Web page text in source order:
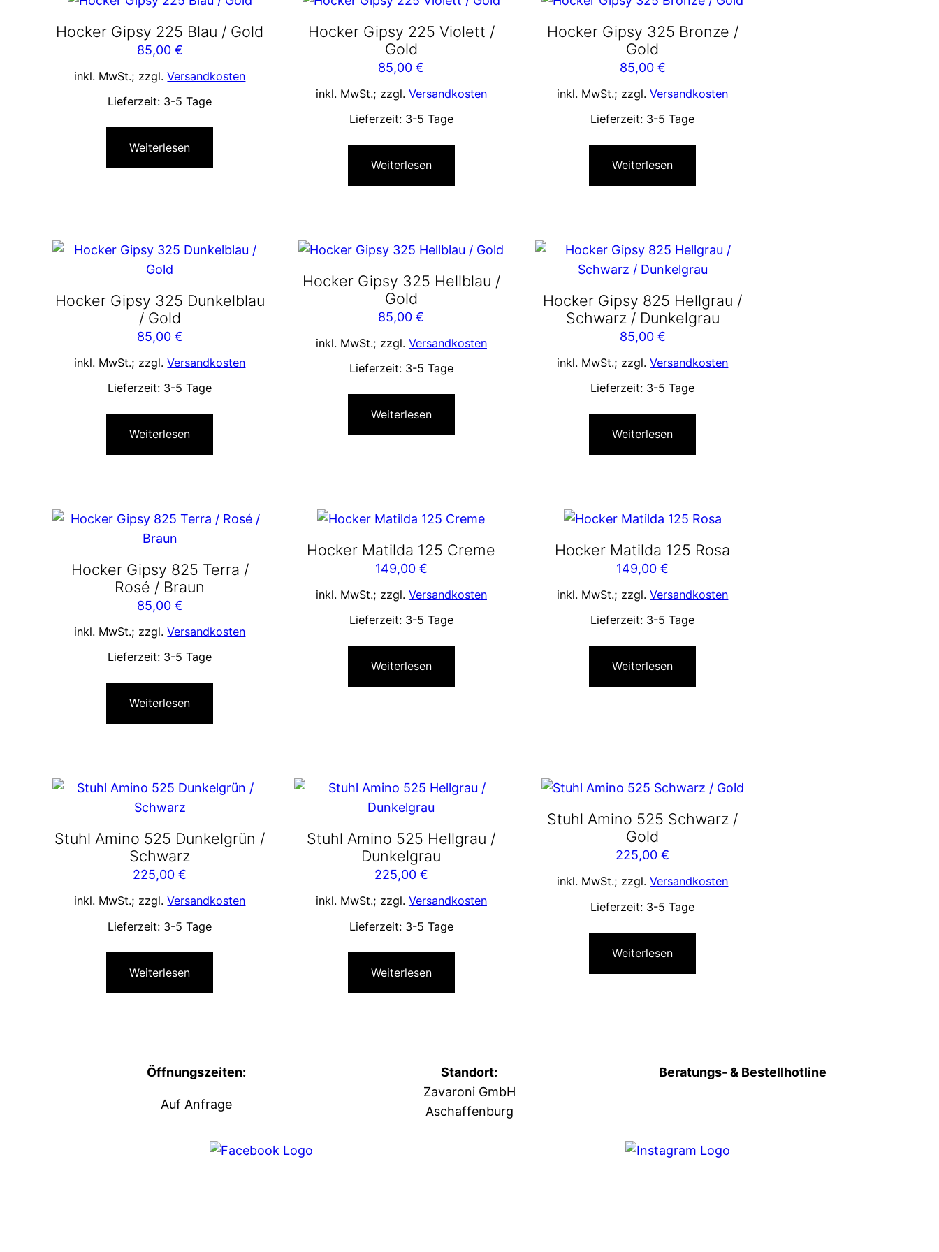
Hocker Gipsy 225 Blau / Gold
85,00 €
inkl. MwSt.; zzgl.Versandkosten
Lieferzeit: 3-5 Tage
Weiterlesen
Hocker Gipsy 225 Violett /
Gold
85,00€
inkl. MwSt.; zzgl. Versandkosten
Lieferzeit: 3-5 Tage
Weiterlesen
Hocker Gipsy 325 Bronze /
Gold
85,00 €
inkl. MwSt.; zzgl.Versandkosten
Lieferzeit: 3-5 Tage
Weiterlesen
Hocker Gipsy 325 Dunkelblau
/ Gold
85,00 €
inkl. MwSt.; zzgl.Versandkosten
Lieferzeit: 3-5 Tage
Weiterlesen
Hocker Gipsy 325 Hellblau /
Gold
85,00€
inkl. MwSt.; zzgl. Versandkosten
Lieferzeit: 3-5 Tage
Weiterlesen
Hocker Gipsy 825 Hellgrau /
Schwarz / Dunkelgrau
85,00 €
inkl. MwSt.; zzgl.Versandkosten
Lieferzeit: 3-5 Tage
Weiterlesen
Hocker Gipsy 825 Terra /
Rosé / Braun
85,00 €
inkl. MwSt.; zzgl.Versandkosten
Lieferzeit: 3-5 Tage
Weiterlesen
Hocker Matilda 125 Creme
149,00 €
inkl. MwSt.; zzgl. Versandkosten
Lieferzeit: 3-5 Tage
Weiterlesen
Hocker Matilda 125 Rosa
149,00€
inkl. MwSt.; zzgl.Versandkosten
Lieferzeit: 3-5 Tage
Weiterlesen
Stuhl Amino 525 Dunkelgrün /
Schwarz
225,00€
inkl. MwSt.; zzgl.Versandkosten
Lieferzeit: 3-5 Tage
Weiterlesen
Stuhl Amino 525 Hellgrau /
Dunkelgrau
225,00 €
inkl. MwSt.; zzgl. Versandkosten
Lieferzeit: 3-5 Tage
Weiterlesen
Stuhl Amino 525 Schwarz /
Gold
225,00€
inkl. MwSt.; zzgl.Versandkosten
Lieferzeit: 3-5 Tage
Weiterlesen
Öffnungszeiten:
Auf Anfrage
Standort:
Zavaroni GmbH
Aschaffenburg
Beratungs- & Bestellhotline